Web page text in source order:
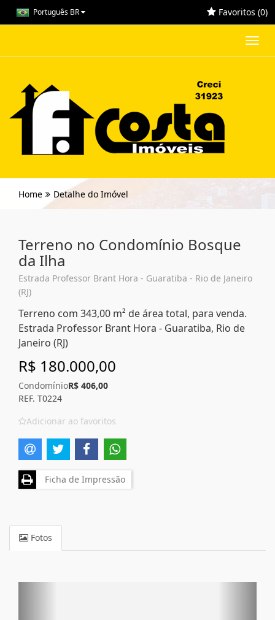
Português BR Favoritos (0)
Home Detalhe do Imóvel
Terreno no Condomínio Bosque
da Ilha
Estrada Professor Brant Hora - Guaratiba - Rio de Janeiro
(RJ)
Terreno com 343,00 m² de área total, para venda.
Estrada Professor Brant Hora - Guaratiba, Rio de
Janeiro (RJ)
R$ 180.000,00
CondomínioR$ 406,00
REF. T0224
Adicionar ao favoritos
Ficha de Impressão
Fotos